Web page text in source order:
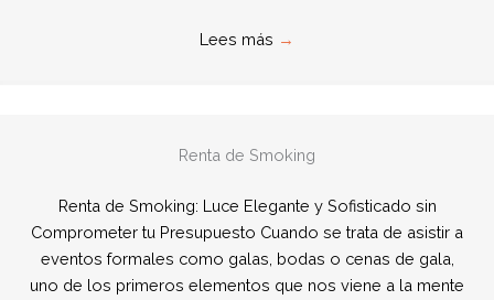
Lees más →
Renta de Smoking
Renta de Smoking: Luce Elegante y Sofisticado sin
Comprometer tu Presupuesto Cuando se trata de asistir a
eventos formales como galas, bodas o cenas de gala,
uno de los primeros elementos que nos viene a la mente